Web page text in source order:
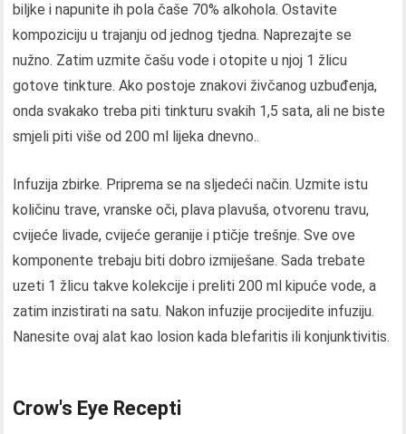
biljke i napunite ih pola čaše 70% alkohola. Ostavite
kompoziciju u trajanju od jednog tjedna. Naprezajte se
nužno. Zatim uzmite čašu vode i otopite u njoj 1 žlicu
gotove tinkture. Ako postoje znakovi živčanog uzbuđenja,
onda svakako treba piti tinkturu svakih 1,5 sata, ali ne biste
smjeli piti više od 200 ml lijeka dnevno..
Infuzija zbirke. Priprema se na sljedeći način. Uzmite istu
količinu trave, vranske oči, plava plavuša, otvorenu travu,
cvijeće livade, cvijeće geranije i ptičje trešnje. Sve ove
komponente trebaju biti dobro izmiješane. Sada trebate
uzeti 1 žlicu takve kolekcije i preliti 200 ml kipuće vode, a
zatim inzistirati na satu. Nakon infuzije procijedite infuziju.
Nanesite ovaj alat kao losion kada blefaritis ili konjunktivitis.
Crow's Eye Recepti